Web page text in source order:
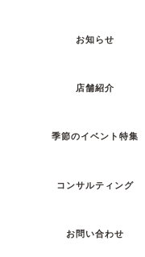
お知らせ
店舗紹介
季節のイベント特集
コンサルティング
お問い合わせ